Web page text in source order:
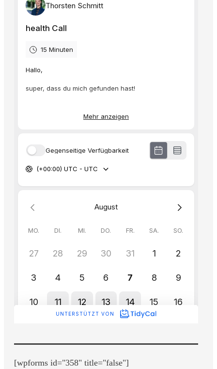
[wpforms id="358" title="false"]